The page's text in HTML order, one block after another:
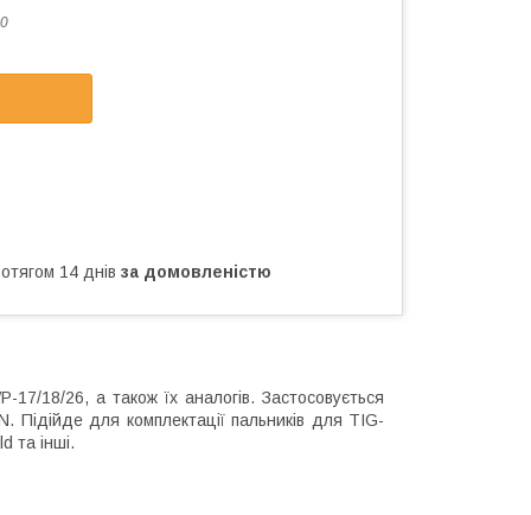
14 днів за домовленістю
17/18/26, а також їх аналогів. Застосовується
Підійде для комплектації пальників для TIG-
та інші.